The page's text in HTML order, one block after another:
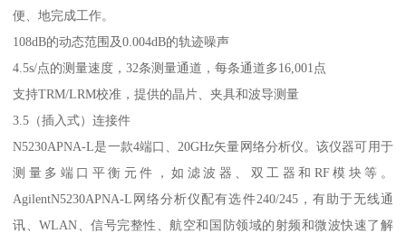
便、地完成工作。
108dB的动态范围及0.004dB的轨迹噪声
4.5s/点的测量速度，32条测量通道，每条通道多16,001点
支持TRM/LRM校准，提供的晶片、夹具和波导测量
3.5（插入式）连接件
N5230APNA-L是一款4端口、20GHz矢量网络分析仪。该仪器可用于
测量多端口平衡元件，如滤波器、双工器和RF模块等。
AgilentN5230APNA-L网络分析仪配有选件240/245，有助于无线通
讯、WLAN、信号完整性、航空和国防领域的射频和微波快速了解